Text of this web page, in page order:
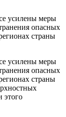
усилены меры
опасных
страны
усилены меры
опасных
страны
этого